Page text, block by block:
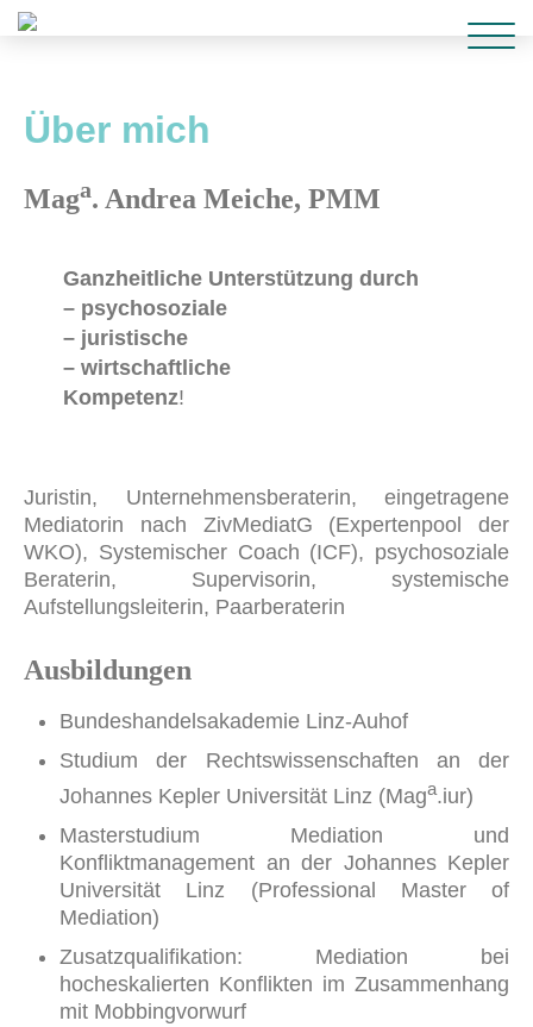
Über mich
Maga. Andrea Meiche, PMM
Ganzheitliche Unterstützung durch
– psychosoziale
– juristische
– wirtschaftliche
Kompetenz!
Juristin, Unternehmensberaterin, eingetragene
Mediatorin nach ZivMediatG (Expertenpool der
WKO), Systemischer Coach (ICF), psychosoziale
Beraterin, Supervisorin, systemische
Aufstellungsleiterin, Paarberaterin
Ausbildungen
Bundeshandelsakademie Linz-Auhof
Studium der Rechtswissenschaften an der
Johannes Kepler Universität Linz (Maga.iur)
Masterstudium Mediation und
Konfliktmanagement an der Johannes Kepler
Universität Linz (Professional Master of
Mediation)
Zusatzqualifikation: Mediation bei
hocheskalierten Konflikten im Zusammenhang
mit Mobbingvorwurf